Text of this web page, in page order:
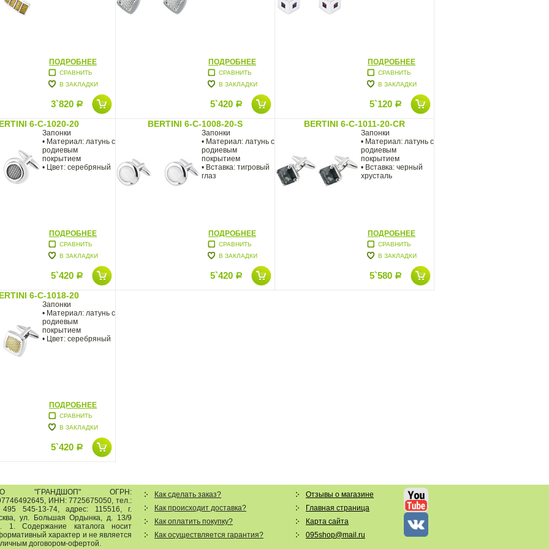
ПОДРОБНЕЕ
СРАВНИТЬ
В ЗАКЛАДКИ
3`820 Р
ПОДРОБНЕЕ
СРАВНИТЬ
В ЗАКЛАДКИ
5`420 Р
ПОДРОБНЕЕ
СРАВНИТЬ
В ЗАКЛАДКИ
5`120 Р
6-C-1020-20
Запонки
• Материал: латунь с
родиевым
покрытием
• Цвет: серебряный
ПОДРОБНЕЕ
СРАВНИТЬ
В ЗАКЛАДКИ
5`420 Р
BERTINI 6-C-1008-20-S
Запонки
• Материал: латунь с
родиевым
покрытием
• Вставка: тигровый
глаз
ПОДРОБНЕЕ
СРАВНИТЬ
В ЗАКЛАДКИ
5`420 Р
BERTINI 6-C-1011-20-CR
Запонки
• Материал: латунь с
родиевым
покрытием
• Вставка: черный
хрусталь
ПОДРОБНЕЕ
СРАВНИТЬ
В ЗАКЛАДКИ
5`580 Р
6-C-1018-20
Запонки
• Материал: латунь с
родиевым
покрытием
• Цвет: серебряный
ПОДРОБНЕЕ
СРАВНИТЬ
В ЗАКЛАДКИ
5`420 Р
"ГРАНДШОП"ОГРН:
ИНН: 7725675050, тел.:
545-13-74,адрес: 115516,г.
, ул. Большая Ордынка, д. 13/9
1. Содержание каталога носит
характер и не является
договором-офертой.
Как сделать заказ?
Как происходит доставка?
Как оплатить покупку?
Как осуществляется гарантия?
Отзывы о магазине
Главная страница
Карта сайта
095shop@mail.ru